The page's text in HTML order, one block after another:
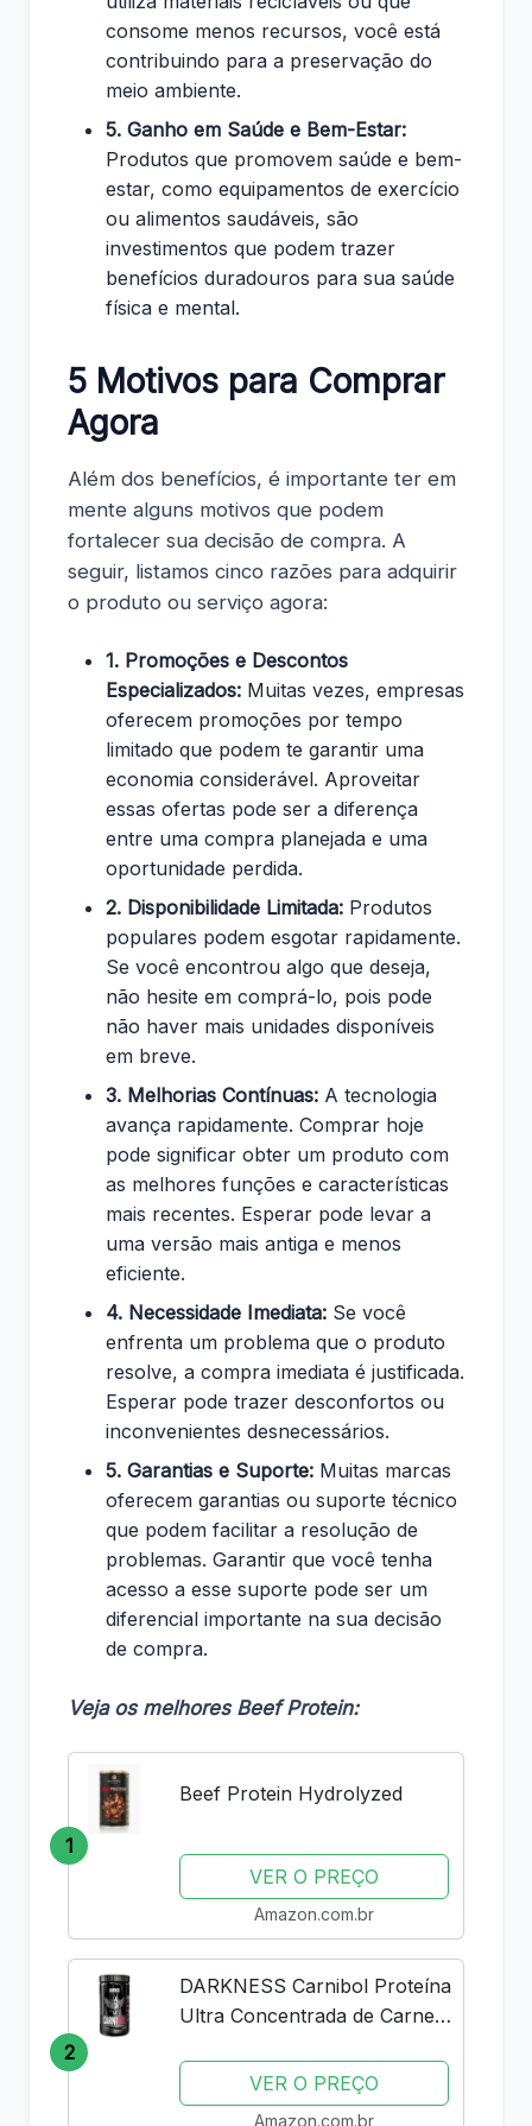
consome menos recursos, você está
contribuindo para a preservação do
meio ambiente.
5. Ganho em Saúde e Bem-Estar:
Produtos que promovem saúde e bem-
estar, como equipamentos de exercício
ou alimentos saudáveis, são
investimentos que podem trazer
benefícios duradouros para sua saúde
física e mental.
5 Motivos para Comprar
Agora
Além dos benefícios, é importante ter em
mente alguns motivos que podem
fortalecer sua decisão de compra. A
seguir, listamos cinco razões para adquirir
o produto ou serviço agora:
1. Promoções e Descontos
Especializados: Muitas vezes, empresas
oferecem promoções por tempo
limitado que podem te garantir uma
economia considerável. Aproveitar
essas ofertas pode ser a diferença
entre uma compra planejada e uma
oportunidade perdida.
2. Disponibilidade Limitada: Produtos
populares podem esgotar rapidamente.
Se você encontrou algo que deseja,
não hesite em comprá-lo, pois pode
não haver mais unidades disponíveis
em breve.
3. Melhorias Contínuas: A tecnologia
avança rapidamente. Comprar hoje
pode significar obter um produto com
as melhores funções e características
mais recentes. Esperar pode levar a
uma versão mais antiga e menos
eficiente.
4. Necessidade Imediata: Se você
enfrenta um problema que o produto
resolve, a compra imediata é justificada.
Esperar pode trazer desconfortos ou
inconvenientes desnecessários.
5. Garantias e Suporte: Muitas marcas
oferecem garantias ou suporte técnico
que podem facilitar a resolução de
problemas. Garantir que você tenha
acesso a esse suporte pode ser um
diferencial importante na sua decisão
de compra.
Veja os melhores Beef Protein:
1
Beef Protein Hydrolyzed
VER O PREÇO
Amazon.com.br
2
DARKNESS Carnibol Proteína
Ultra Concentrada de Carne
Complemento Proteico de
Alto Rendimento - Ganho de
VER O PREÇO
Amazon.com.br